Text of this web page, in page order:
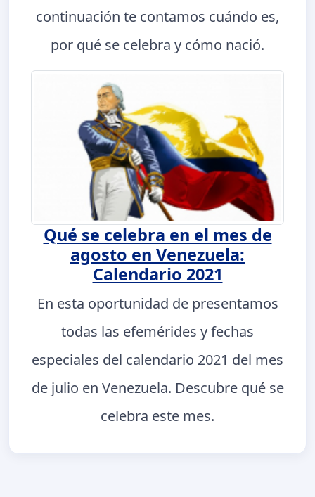
continuación te contamos cuándo es,
por qué se celebra y cómo nació.
Qué se celebra en el mes de
agosto en Venezuela:
Calendario 2021
En esta oportunidad de presentamos
todas las efemérides y fechas
especiales del calendario 2021 del mes
de julio en Venezuela. Descubre qué se
celebra este mes.